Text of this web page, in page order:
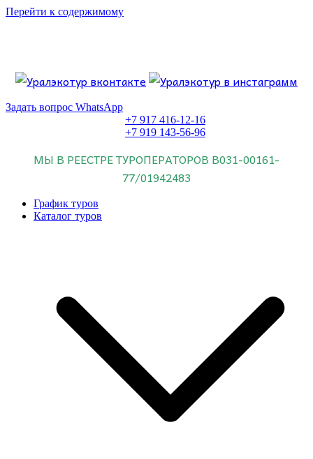
Перейти к содержимому
Знайте об этом.
Задать вопрос WhatsApp
+7 917 416-12-16
+7 919 143-56-96
МЫ В РЕЕСТРЕ ТУРОПЕРАТОРОВ В031-00161-
77/01942483
График туров
Каталог туров